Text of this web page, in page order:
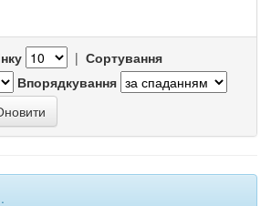
| Сортування
Впорядкування